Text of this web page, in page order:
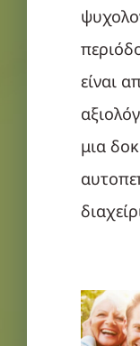
είναι
μια